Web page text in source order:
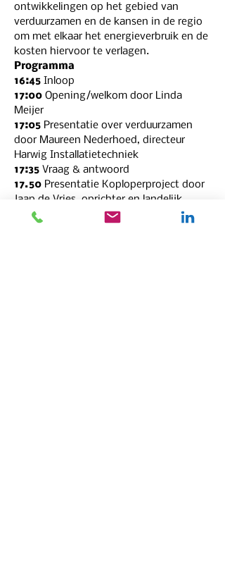
ontwikkelingen op het gebied van
verduurzamen en de kansen in de regio
om met elkaar het energieverbruik en de
kosten hiervoor te verlagen.
Programma
16:45 Inloop
17:00 Opening/welkom door Linda
Meijer
17:05 Presentatie over verduurzamen
door Maureen Nederhoed, directeur
Harwig Installatietechniek
17:35 Vraag & antwoord
17.50 Presentatie Koploperproject door
Jaap de Vries, oprichter en landelijk
coördinator Koploperproject